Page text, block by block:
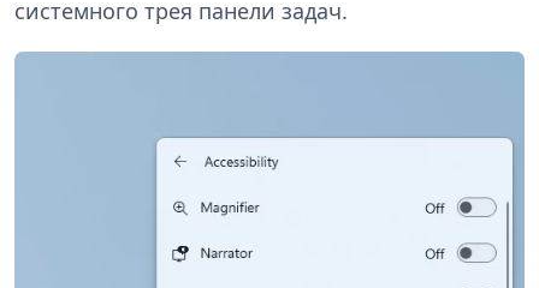
системного трея панели задач.